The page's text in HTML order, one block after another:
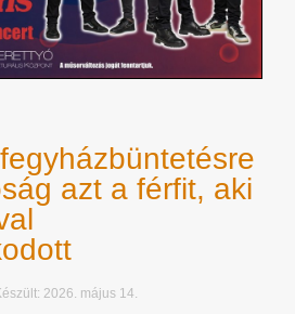
azt a férfit, aki
2026. május 14.